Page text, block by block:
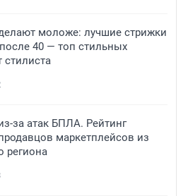
моложе: лучшие стрижки
40 — топ стильных
стилиста
за атак БПЛА. Рейтинг
маркетплейсов из
региона